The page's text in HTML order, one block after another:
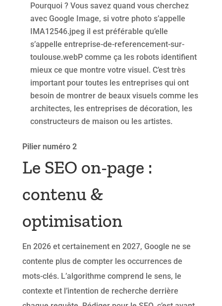
Pourquoi ? Vous savez quand vous cherchez
avec Google Image, si votre photo s’appelle
IMA12546.jpeg il est préférable qu’elle
s’appelle entreprise-de-referencement-sur-
toulouse.webP comme ça les robots identifient
mieux ce que montre votre visuel. C’est très
important pour toutes les entreprises qui ont
besoin de montrer de beaux visuels comme les
architectes, les entreprises de décoration, les
constructeurs de maison ou les artistes.
Pilier numéro 2
Le SEO on-page :
contenu &
optimisation
En 2026 et certainement en 2027, Google ne se
contente plus de compter les occurrences de
mots-clés. L’algorithme comprend le sens, le
contexte et l’intention de recherche derrière